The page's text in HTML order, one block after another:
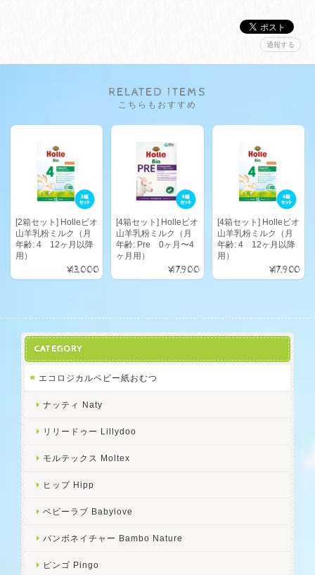
通報する
RELATED ITEMS
こちらもおすすめ
[2箱セット] Holleビオ
山羊乳粉ミルク（月
年齢: 4 12ヶ月以降
用）
¥13,000
[4箱セット] Holleビオ
山羊乳粉ミルク（月
年齢: Pre 0ヶ月〜4
ヶ月用）
¥17,900
[4箱セット] Holleビオ
山羊乳粉ミルク（月
年齢: 4 12ヶ月以降
用）
¥17,900
CATEGORY
エコロジカルベビー紙おむつ
ナッティ Naty
リリードゥー Lillydoo
モルテックス Moltex
ヒップ Hipp
ベビーラブ Babylove
バンボネイチャー Bambo Nature
ピンゴ Pingo